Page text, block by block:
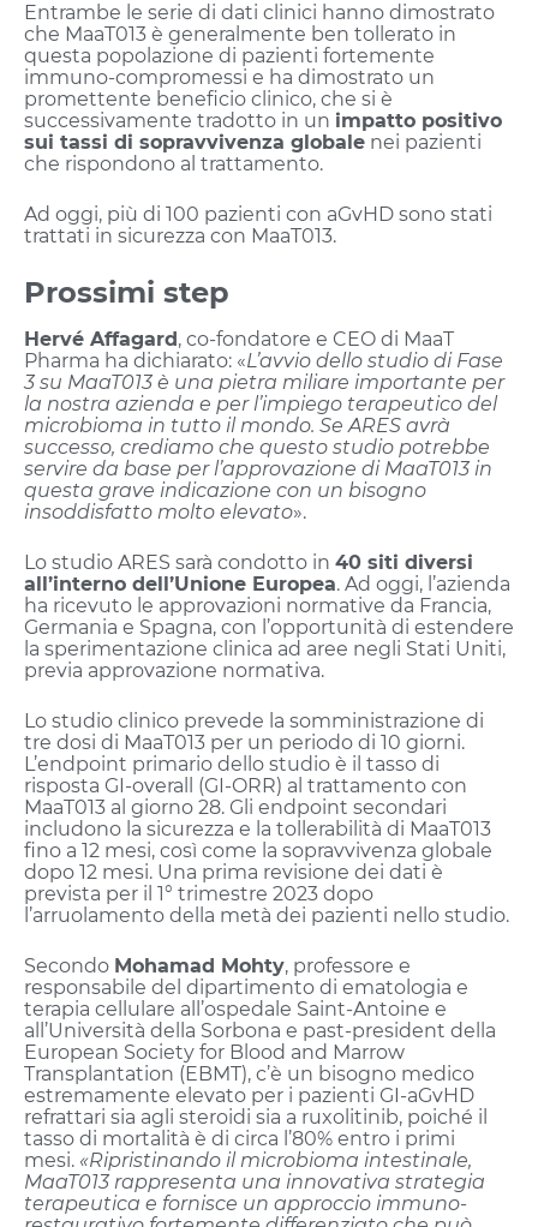
Entrambe le serie di dati clinici hanno dimostrato
che MaaT013 è generalmente ben tollerato in
questa popolazione di pazienti fortemente
immuno-compromessi e ha dimostrato un
promettente beneficio clinico, che si è
successivamente tradotto in un impatto positivo
sui tassi di sopravvivenza globale nei pazienti
che rispondono al trattamento.
Ad oggi, più di 100 pazienti con aGvHD sono stati
trattati in sicurezza con MaaT013.
Prossimi step
Hervé Affagard , co-fondatore e CEO di MaaT
Pharma ha dichiarato: «L’avvio dello studio di Fase
3 su MaaT013 è una pietra miliare importante per
la nostra azienda e per l’impiego terapeutico del
microbioma in tutto il mondo. Se ARES avrà
successo, crediamo che questo studio potrebbe
servire da base per l’approvazione di MaaT013 in
questa grave indicazione con un bisogno
insoddisfatto molto elevato».
Lo studio ARES sarà condotto in 40 siti diversi
all’interno dell’Unione Europea. Ad oggi, l’azienda
ha ricevuto le approvazioni normative da Francia,
Germania e Spagna, con l’opportunità di estendere
la sperimentazione clinica ad aree negli Stati Uniti,
previa approvazione normativa.
Lo studio clinico prevede la somministrazione di
tre dosi di MaaT013 per un periodo di 10 giorni.
L’endpoint primario dello studio è il tasso di
risposta GI-overall (GI-ORR) al trattamento con
MaaT013 al giorno 28. Gli endpoint secondari
includono la sicurezza e la tollerabilità di MaaT013
fino a 12 mesi, così come la sopravvivenza globale
dopo 12 mesi. Una prima revisione dei dati è
prevista per il 1° trimestre 2023 dopo
l’arruolamento della metà dei pazienti nello studio.
Secondo Mohamad Mohty, professore e
responsabile del dipartimento di ematologia e
terapia cellulare all’ospedale Saint-Antoine e
all’Università della Sorbona e past-president della
European Society for Blood and Marrow
Transplantation (EBMT), c’è un bisogno medico
estremamente elevato per i pazienti GI-aGvHD
refrattari sia agli steroidi sia a ruxolitinib, poiché il
tasso di mortalità è di circa l’80% entro i primi
mesi. «Ripristinando il microbioma intestinale,
MaaT013 rappresenta una innovativa strategia
terapeutica e fornisce un approccio immuno-